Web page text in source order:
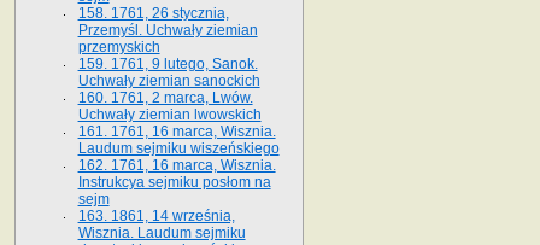
158. 1761, 26 stycznia,
Przemyśl. Uchwały ziemian
przemyskich
159. 1761, 9 lutego, Sanok.
Uchwały ziemian sanockich
160. 1761, 2 marca, Lwów.
Uchwały ziemian lwowskich
161. 1761, 16 marca, Wisznia.
Laudum sejmiku wiszeńskiego
162. 1761, 16 marca, Wisznia.
Instrukcya sejmiku posłom na
sejm
163. 1861, 14 września,
Wisznia. Laudum sejmiku